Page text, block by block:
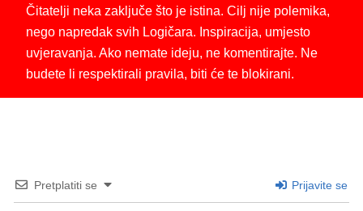
Čitatelji neka zaključe što je istina. Cilj nije polemika,
nego napredak svih Logičara. Inspiracija, umjesto
uvjeravanja. Ako nemate ideju, ne komentirajte. Ne
budete li respektirali pravila, biti će te blokirani.
Pretplatiti se Prijavite se